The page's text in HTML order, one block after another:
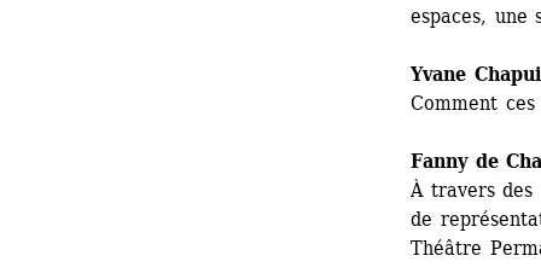
espaces, une
Yvane
Comment
Fanny de
À travers des
de
Théâtre